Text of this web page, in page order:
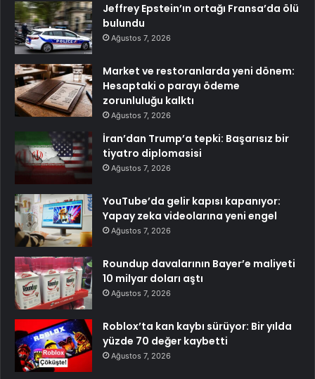
Jeffrey Epstein’ın ortağı Fransa’da ölü
bulundu
Ağustos 7, 2026
Market ve restoranlarda yeni dönem:
Hesaptaki o parayı ödeme
zorunluluğu kalktı
Ağustos 7, 2026
İran’dan Trump’a tepki: Başarısız bir
tiyatro diplomasisi
Ağustos 7, 2026
YouTube’da gelir kapısı kapanıyor:
Yapay zeka videolarına yeni engel
Ağustos 7, 2026
Roundup davalarının Bayer’e maliyeti
10 milyar doları aştı
Ağustos 7, 2026
Roblox’ta kan kaybı sürüyor: Bir yılda
yüzde 70 değer kaybetti
Ağustos 7, 2026